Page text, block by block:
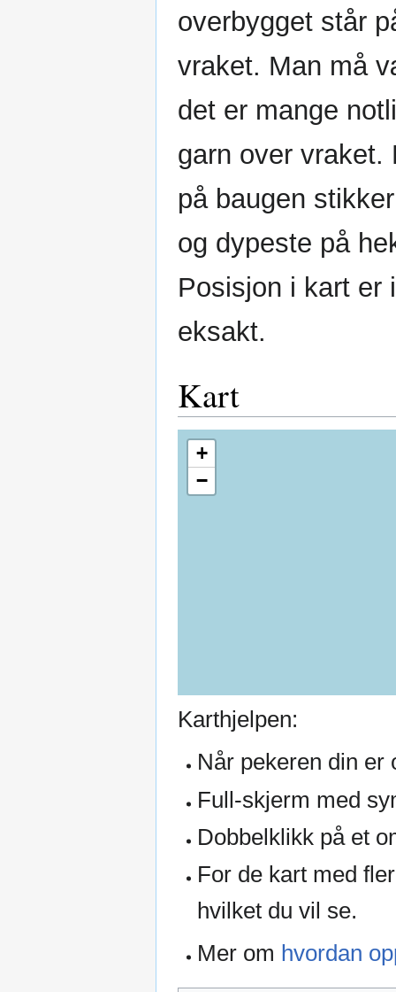
overbygget står
vraket. Man må
det er mange
garn over vraket.
på baugen
og dypeste på
Posisjon i kart er
eksakt.
Kart
+
−
Karthjelpen:
Når pekeren din er
Full-skjerm med
Dobbelklikk på et
For de kart med
hvilket du vil se.
Mer om hvordan